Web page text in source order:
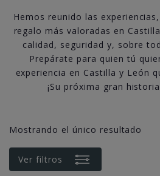
Hemos reunido las
regalo más valoradas en
calidad, seguridad y, sobre
Prepárate para quien tú
experiencia en Castilla y León
¡Su próxima gran
Mostrando el único resultado
Ver filtros